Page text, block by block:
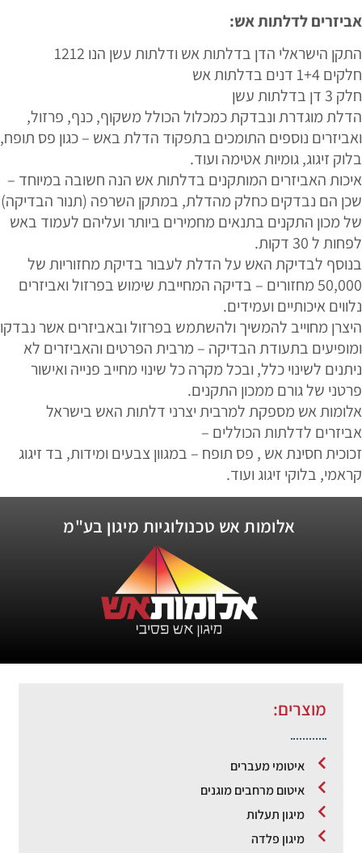
אביזרים לדלתות אש:
התקן הישראלי הדן בדלתות אש ודלתות עשן הנו 1212
חלקים 1+4 דנים בדלתות אש
חלק 3 דן בדלתות עשן
הדלת מוגדרת ונבדקת כמכלול הכולל משקוף, כנף, פרזול,
ואביזרים נוספים התומכים בתפקוד הדלת באש – כגון פס תופח,
בלוק זיגוג, גומיות אטימה ועוד.
איכות האביזרים המותקנים בדלתות אש הנה חשובה במיוחד –
שכן הם נבדקים כחלק מהדלת, במתקן השרפה (תנור הבדיקה)
של מכון התקנים בתנאים מחמירים ביותר ועליהם לעמוד באש
לפחות ל 30 דקות.
בנוסף לבדיקת האש על הדלת לעבור בדיקת מחזוריות של
50,000 מחזורים – בדיקה המחייבת שימוש בפרזול ואביזרים
נלווים איכותיים ועמידים.
היצרן מחוייב להמשיך ולהשתמש בפרזול ובאביזרים אשר נבדקו
ומופיעים בתעודת הבדיקה – מרבית הפרטים והאביזרים לא
ניתנים לשינוי כלל, ובכל מקרה כל שינוי מחייב פנייה ואישור
פרטני של גורם ממכון התקנים.
אלומות אש מספקת למרבית יצרני דלתות האש בישראל
אביזרים לדלתות הכוללים –
זכוכית חסינת אש , פס תופח – במגוון צבעים ומידות, בד זיגוג
קראמי, בלוקי זיגוג ועוד.
אלומות אש טכנולוגיות מיגון בע"מ
מוצרים:
איטומי מעברים
איטום מרחבים מוגנים
מיגון תעלות
מיגון פלדה